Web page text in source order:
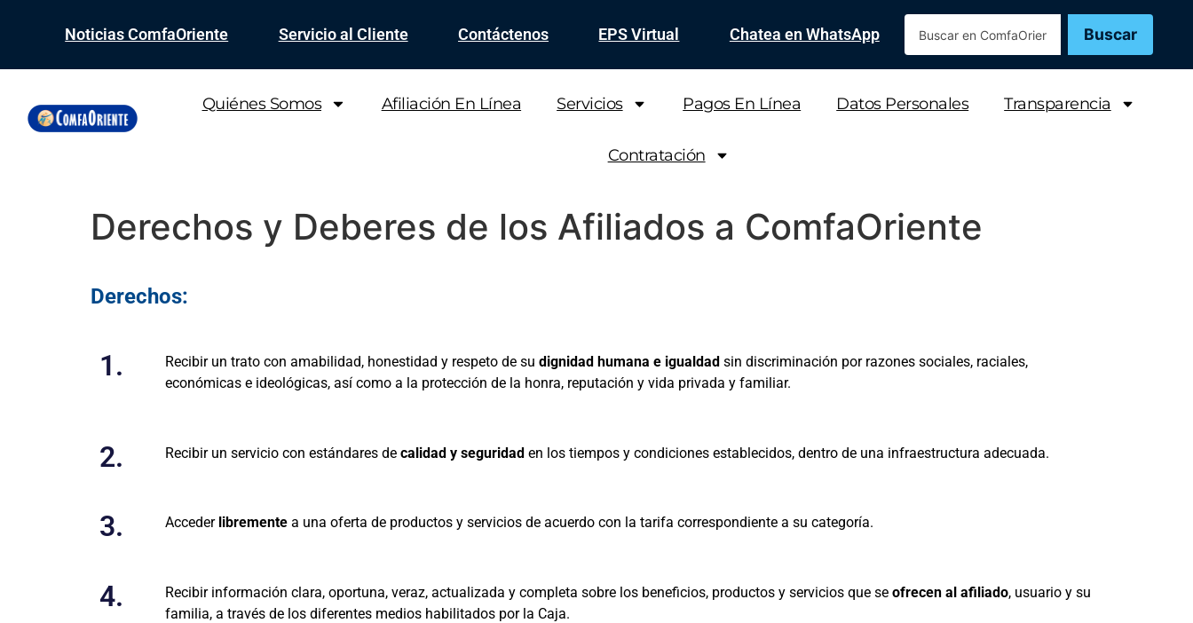
Noticias ComfaOriente Servicio al Cliente Contáctenos EPS Virtual Chatea en WhatsApp Buscar
Quiénes Somos Afiliación En Línea Servicios Pagos En Línea Datos Personales Transparencia
Contratación
Derechos y Deberes de los Afiliados a ComfaOriente
Derechos:
1. Recibir un trato con amabilidad, honestidad y respeto de su dignidad humana e igualdad sin discriminación por razones sociales, raciales,
económicas e ideológicas, así como a la protección de la honra, reputación y vida privada y familiar.
2. Recibir un servicio con estándares de calidad y seguridaden los tiempos y condiciones establecidos, dentro de una infraestructura adecuada.
3. Acceder librementea una oferta de productos y servicios de acuerdo con la tarifa correspondiente a su categoría.
4. Recibir información clara, oportuna, veraz, actualizada y completa sobre los beneficios, productos y servicios que se ofrecen al afiliado, usuario y su
familia, a través de los diferentes medios habilitados por la Caja.